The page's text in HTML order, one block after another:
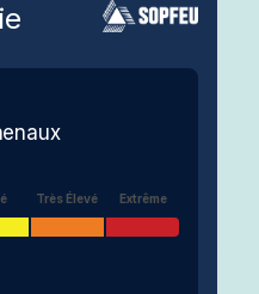
Très Élevé Extrême